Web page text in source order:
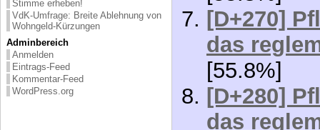
Stimme erheben!
VdK-Umfrage: Breite Ablehnung von
Wohngeld-Kürzungen
Adminbereich
Anmelden
Eintrags-Feed
Kommentar-Feed
WordPress.org
[D+270]
das
[55.8%]
[D+280]
das